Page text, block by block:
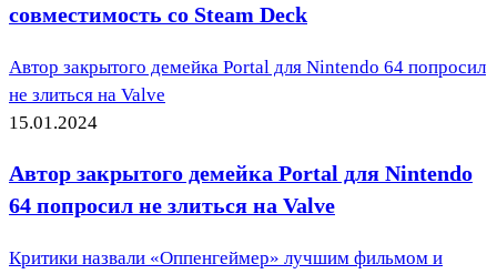
совместимость со Steam Deck
Автор закрытого демейка Portal для Nintendo 64 попросил
не злиться на Valve
15.01.2024
Автор закрытого демейка Portal для Nintendo
64 попросил не злиться на Valve
Критики назвали «Оппенгеймер» лучшим фильмом и